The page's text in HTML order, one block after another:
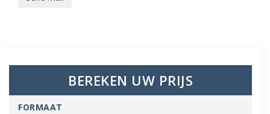
BEREKEN UW PRIJS
FORMAAT